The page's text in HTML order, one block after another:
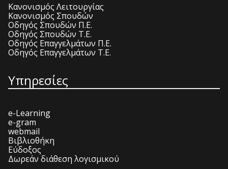
Κανονισμός Λειτουργίας
Κανονισμός Σπουδών
Οδηγός Σπουδών Π.Ε.
Οδηγός Σπουδών Τ.Ε.
Οδηγός Επαγγελμάτων Π.Ε.
Οδηγός Επαγγελμάτων Τ.Ε.
Υπηρεσίες
e-Learning
e-gram
webmail
Βιβλιοθήκη
Εύδοξος
Δωρεάν διάθεση λογισμικού